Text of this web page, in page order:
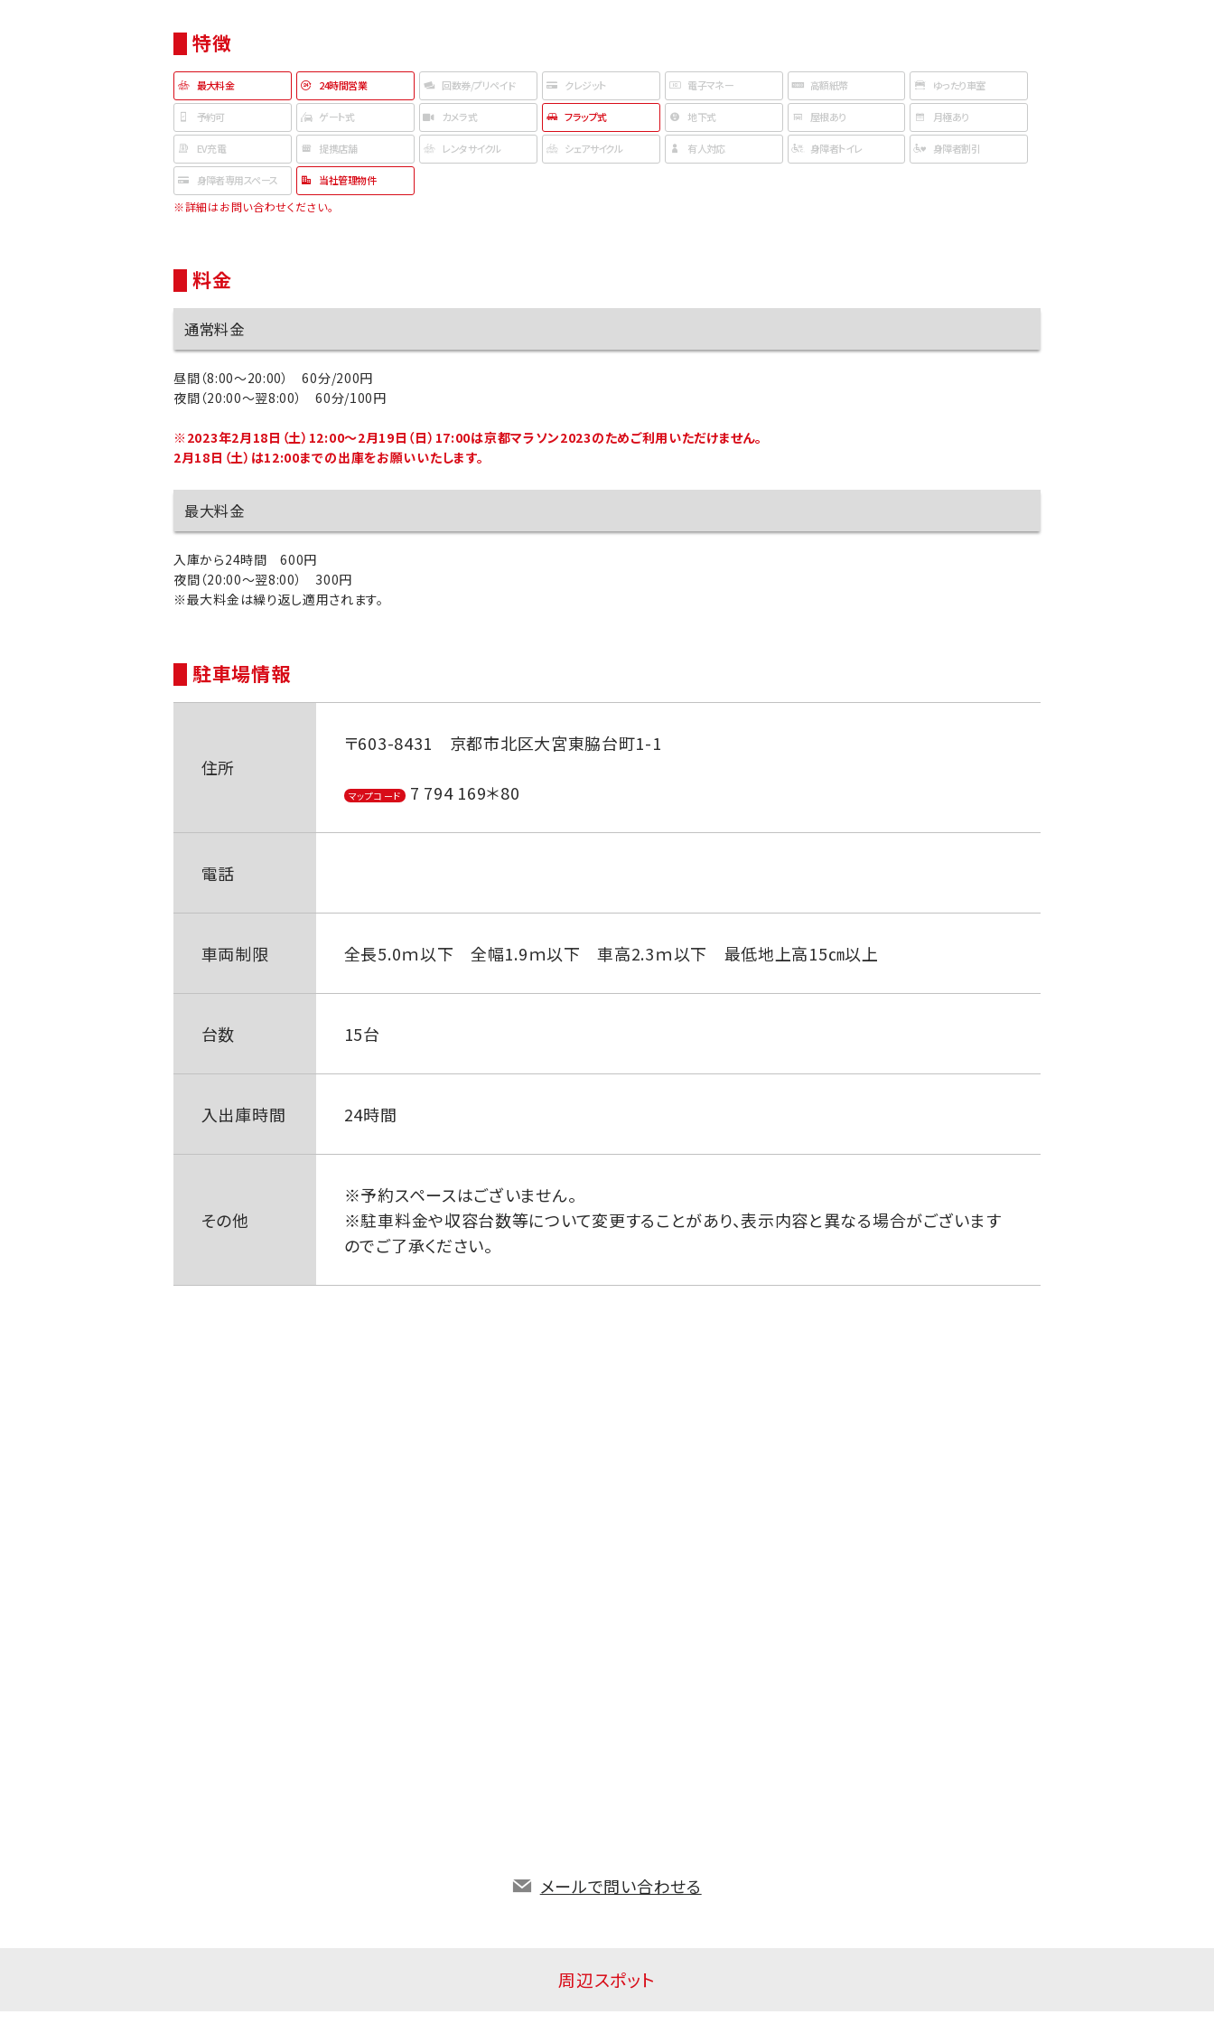
特徴
最大料金 24時間営業 回数券/プリペイド クレジット 電子マネー 高額紙幣 ゆったり車室
予約可 ゲート式 カメラ式 フラップ式 地下式 屋根あり 月極あり
EV充電 提携店舗 レンタサイクル シェアサイクル 有人対応 身障者トイレ 身障者割引
身障者専用スペース 当社管理物件
※詳細はお問い合わせください。
料金
通常料金
昼間（8:00～20:00） 60分/200円
夜間（20:00～翌8:00） 60分/100円
※2023年2月18日（土）12:00～2月19日（日）17:00は京都マラソン2023のためご利用いただけません。
2月18日（土）は12:00までの出庫をお願いいたします。
最大料金
入庫から24時間 600円
夜間（20:00～翌8:00） 300円
※最大料金は繰り返し適用されます。
駐車場情報
住所
〒603-8431 京都市北区大宮東脇台町1-1
マップコード 7 794 169＊80
電話
車両制限 全長5.0ｍ以下 全幅1.9ｍ以下 車高2.3ｍ以下 最低地上高15㎝以上
台数 15台
入出庫時間 24時間
その他
※予約スペースはございません。
※駐車料金や収容台数等について変更することがあり、表示内容と異なる場合がございます
のでご了承ください。
メールで問い合わせる
周辺スポット